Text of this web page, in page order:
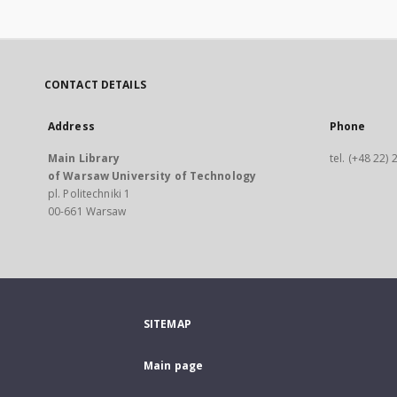
CONTACT DETAILS
Address
Main Library
of Warsaw University of Technology
pl. Politechniki 1
00-661 Warsaw
Phone
tel. (+48 22)
SITEMAP
Main page